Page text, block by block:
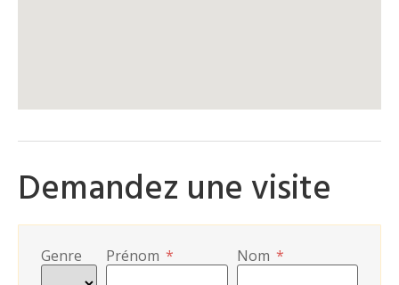
Demandez une visite
Genre Prénom * Nom *